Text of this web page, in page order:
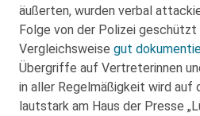
äußerten, wurden verbal
Folge von der Polizei geschützt
Vergleichsweise gut
Übergriffe auf Vertreterinnen
in aller Regelmäßigkeit wird auf
lautstark am Haus der Presse